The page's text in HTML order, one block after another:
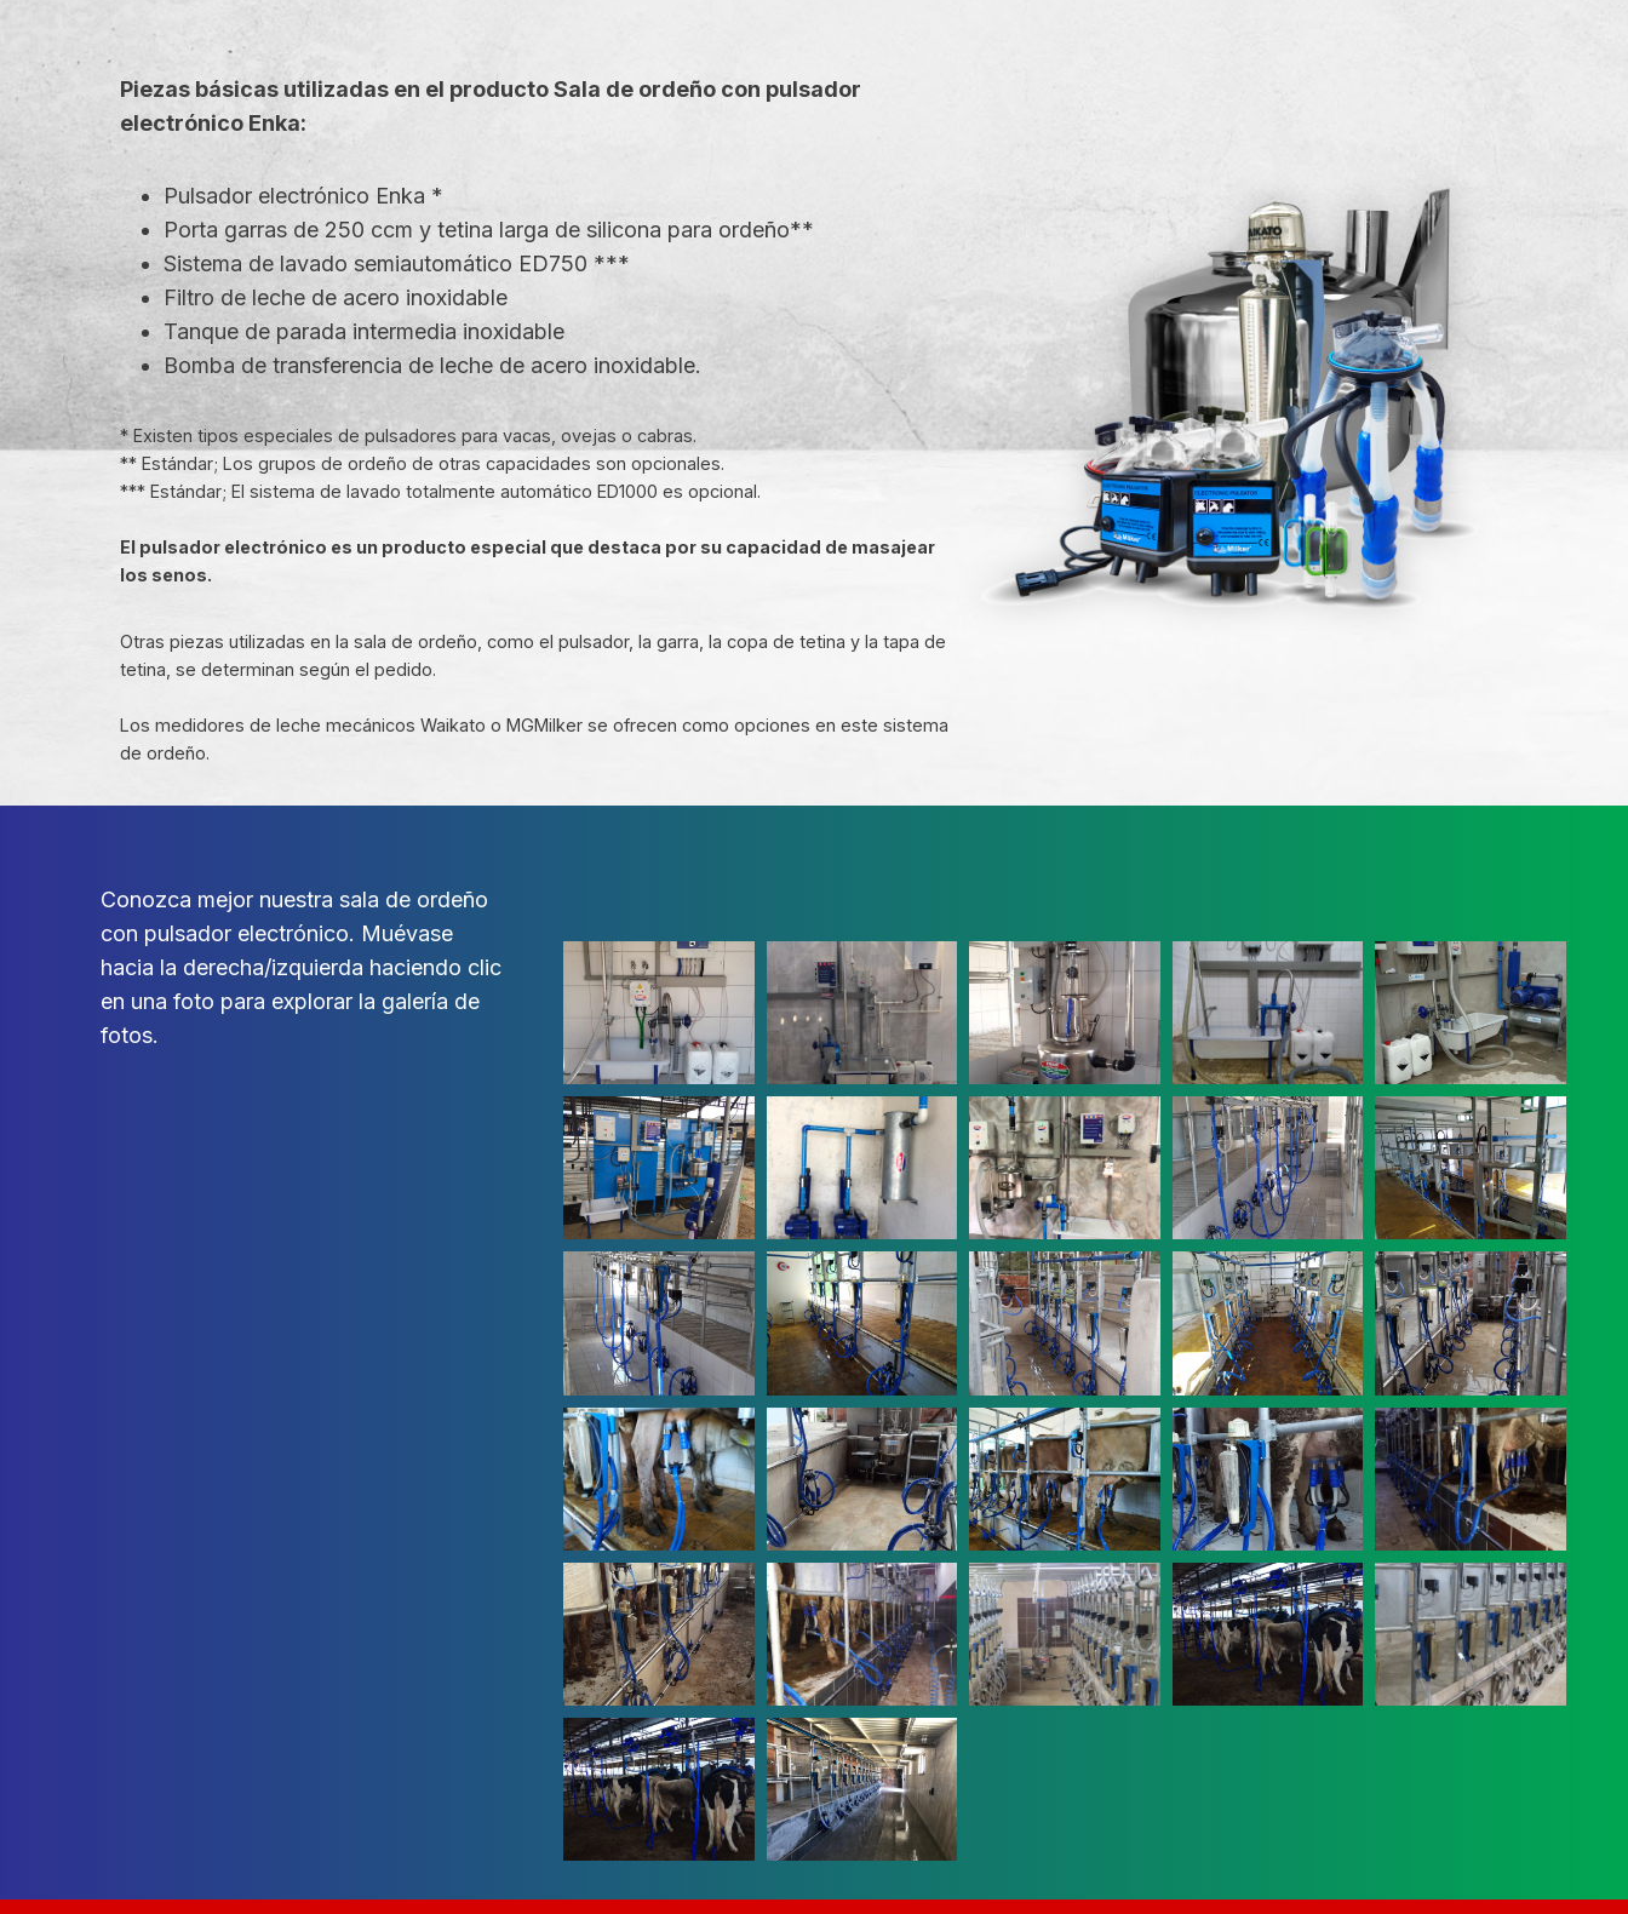
Piezas básicas utilizadas en el producto Sala de ordeño con pulsador
electrónico Enka:
Pulsador electrónico Enka *
Porta garras de 250 ccm y tetina larga de silicona para ordeño**
Sistema de lavado semiautomático ED750 ***
Filtro de leche de acero inoxidable
Tanque de parada intermedia inoxidable
Bomba de transferencia de leche de acero inoxidable.
* Existen tipos especiales de pulsadores para vacas, ovejas o cabras.
** Estándar; Los grupos de ordeño de otras capacidades son opcionales.
*** Estándar; El sistema de lavado totalmente automático ED1000 es opcional.
El pulsador electrónico es un producto especial que destaca por su capacidad de masajear
los senos.
Otras piezas utilizadas en la sala de ordeño, como el pulsador, la garra, la copa de tetina y la tapa de
tetina, se determinan según el pedido.
Los medidores de leche mecánicos Waikato o MGMilker se ofrecen como opciones en este sistema
de ordeño.
Conozca mejor nuestra sala de ordeño
con pulsador electrónico. Muévase
hacia la derecha/izquierda haciendo clic
en una foto para explorar la galería de
fotos.